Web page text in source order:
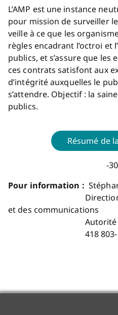
L’AMP est une instance
pour mission de surveiller
veille à ce que les
règles encadrant l’octroi et
publics, et s’assure que
ces contrats satisfont aux
d’intégrité auxquelles le
s’attendre. Objectif : la
publics.
Résumé de
-
Pour information :
Direction des
et des communications
Autorité des
418 803-